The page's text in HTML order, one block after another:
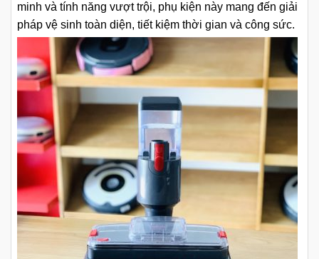
minh và tính năng vượt trội, phụ kiện này mang đến giải
pháp vệ sinh toàn diện, tiết kiệm thời gian và công sức.